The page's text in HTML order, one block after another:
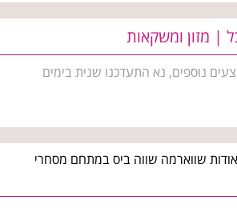
| מזון ומשקאות
נוספים, נא התעדכנו שנית בימים
אודות שווארמה שווה ביס במתחם מסחרי